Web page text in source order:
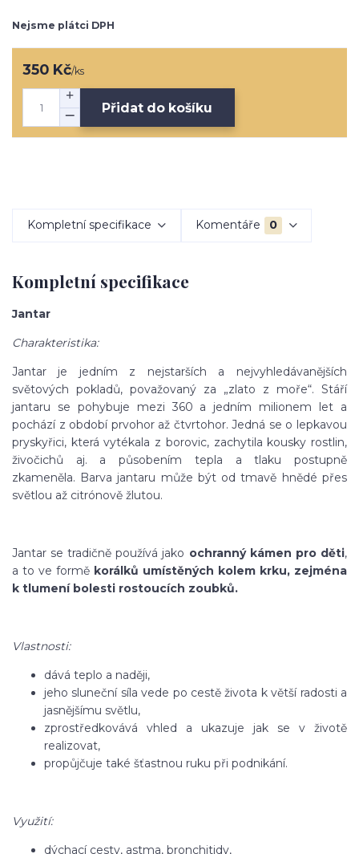
Nejsme plátci DPH
350 Kč/ks
Přidat do košíku
Kompletní specifikace Komentáře 0
Kompletní specifikace
Jantar
Charakteristika:
Jantar je jedním z nejstarších a nejvyhledávanějších
světových pokladů, považovaný za „zlato z moře“. Stáří
jantaru se pohybuje mezi 360 a jedním milionem let a
pochází z období prvohor až čtvrtohor. Jedná se o lepkavou
pryskyřici, která vytékala z borovic, zachytila kousky rostlin,
živočichů aj. a působením tepla a tlaku postupně
zkameněla. Barva jantaru může být od tmavě hnědé přes
světlou až citrónově žlutou.
Jantar se tradičně používá jako ochranný kámen pro děti,
a to ve formě korálků umístěných kolem krku, zejména
k tlumení bolesti rostoucích zoubků.
Vlastnosti:
dává teplo a naději,
jeho sluneční síla vede po cestě života k větší radosti a
jasnějšímu světlu,
zprostředkovává vhled a ukazuje jak se v životě
realizovat,
propůjčuje také šťastnou ruku při podnikání.
Využití:
dýchací cesty, astma, bronchitidy,